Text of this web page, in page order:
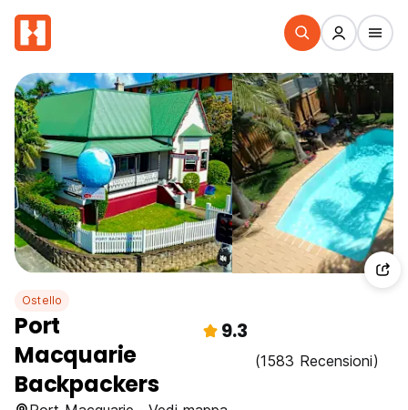
Ostello
Port
Macquarie
Backpackers
9.3
(1583 Recensioni)